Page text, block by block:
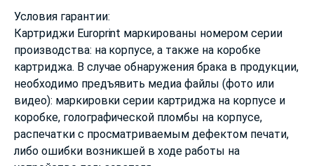
Условия гарантии:
Картриджи Europrint маркированы номером серии
производства: на корпусе, а также на коробке
картриджа. В случае обнаружения брака в продукции,
необходимо предъявить медиа файлы (фото или
видео): маркировки серии картриджа на корпусе и
коробке, голографической пломбы на корпусе,
распечатки с просматриваемым дефектом печати,
либо ошибки возникшей в ходе работы на